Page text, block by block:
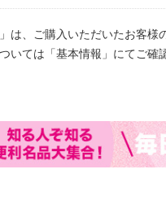
地）】
」は、ご購入いただいたお客
いては「基本情報」にてご確